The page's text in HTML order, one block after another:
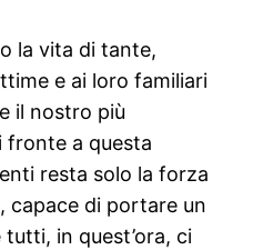
la vita di tante,
e ai loro familiari
il nostro più
a questa
resta solo la forza
capace di portare un
tutti, in quest’ora, ci